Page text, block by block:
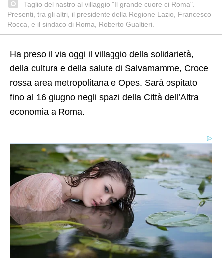
Taglio del nastro al villaggio "Il grande cuore di Roma".
Presenti, tra gli altri, il presidente della Regione Lazio, Francesco
Rocca, e il sindaco di Roma, Roberto Gualtieri.
Ha preso il via oggi il villaggio della solidarietà,
della cultura e della salute di Salvamamme, Croce
rossa area metropolitana e Opes. Sarà ospitato
fino al 16 giugno negli spazi della Città dell’Altra
economia a Roma.